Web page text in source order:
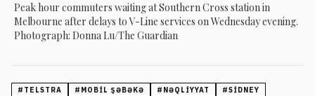
Peak hour commuters waiting at Southern Cross station in
Melbourne after delays to V-Line services on Wednesday evening.
Photograph: Donna Lu/The Guardian
# TELSTRA # MOBIL ŞƏBƏKƏ # NƏQLIYYAT #SIDNEY